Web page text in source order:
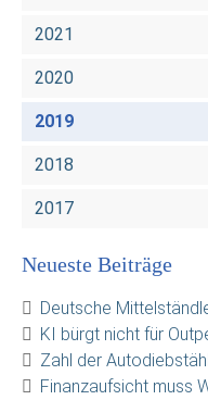
2021
2020
2019
2018
2017
Neueste Beiträge
Deutsche
KI bürgt nicht für
Zahl der
Finanzaufsicht muss